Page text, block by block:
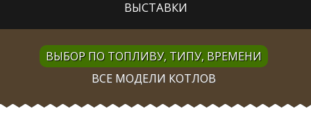
ВЫСТАВКИ
ВЫБОР ПО ТОПЛИВУ, ТИПУ, ВРЕМЕНИ
ВСЕ МОДЕЛИ КОТЛОВ